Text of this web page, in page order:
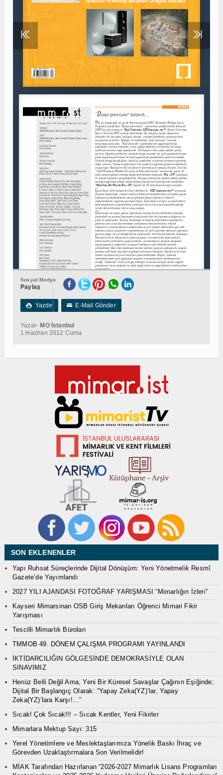
Sosyal Medya
Paylaş
 Yazdır ✉E-Mail Gönder
Yazar- MO İstanbul
1 Haziran 2012 Cuma
SON EKLENENLER
Yapı Ruhsat Süreçlerinde Dijital Dönüşüm: Yeni Yönetmelik Resmî
Gazete’de Yayımlandı
2027 YILI AJANDASI FOTOĞRAF YARIŞMASI “Mimarlığın İzleri”
Kayseri Mimarsinan OSB Giriş Mekanları Öğrenci Mimari Fikir
Yarışması
Tescilli Mimarlık Büroları
TMMOB 49. DÖNEM ÇALIŞMA PROGRAMI YAYINLANDI
İKTİDARCILIĞIN GÖLGESİNDE DEMOKRASİYLE OLAN
SINAVIMIZ
Henüz Belli Değil Ama, Yeni Bir Küresel Savaşlar Çağının Eşiğinde;
Dijital Bir Başlangıç Olarak: “Yapay Zeka(YZ)’lar, Yapay
Zeka(YZ)’lara Karşı!…”
Sıcak! Çok Sıcak!!! – Sıcak Kentler, Yeni Fikirler
Mimarlara Mektup Sayı: 315
Yerel Yönetimlere ve Meslektaşlarımıza Yönelik Baskı İhraç ve
Görevden Uzaklaştırmalara Son Verilmelidir!
MİAK Tarafından Hazırlanan “2026-2027 Mimarlık Lisans Programları